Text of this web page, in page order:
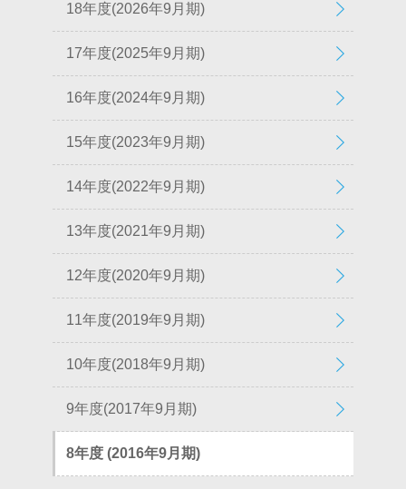
18年度(2026年9月期)
17年度(2025年9月期)
16年度(2024年9月期)
15年度(2023年9月期)
14年度(2022年9月期)
13年度(2021年9月期)
12年度(2020年9月期)
11年度(2019年9月期)
10年度(2018年9月期)
9年度(2017年9月期)
8年度 (2016年9月期)